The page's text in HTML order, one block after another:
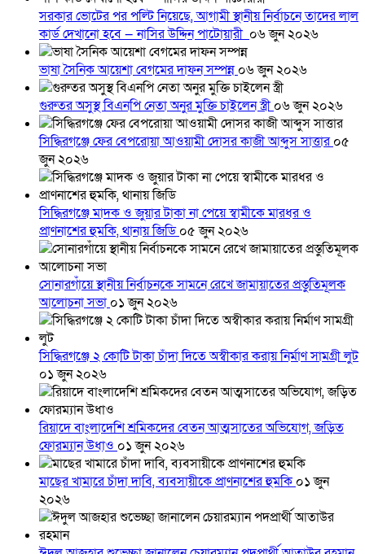
সরকার ভোটের পর পল্টি নিয়েছে, আগামী স্থানীয় নির্বাচনে তাদের লাল
কার্ড দেখানো হবে — নাসির উদ্দিন পাটোয়ারী ০৬ জুন ২০২৬
ভাষা সৈনিক আয়েশা বেগমের দাফন সম্পন্ন ০৬ জুন ২০২৬
গুরুতর অসুস্থ বিএনপি নেতা অনুর মুক্তি চাইলেন স্ত্রী০৬ জুন ২০২৬
সিদ্ধিরগঞ্জে ফের বেপরোয়া আওয়ামী দোসর কাজী আব্দুস সাত্তার০৫
জুন ২০২৬
সিদ্ধিরগঞ্জে মাদক ও জুয়ার টাকা না পেয়ে স্বামীকে মারধর ও
প্রাণনাশের হুমকি, থানায় জিডি০৫ জুন ২০২৬
সোনারগাঁয়ে স্থানীয় নির্বাচনকে সামনে রেখে জামায়াতের প্রস্তুতিমূলক
আলোচনা সভা ০১ জুন ২০২৬
সিদ্ধিরগঞ্জে ২ কোটি টাকা চাঁদা দিতে অস্বীকার করায় নির্মাণ সামগ্রী লুট
০১ জুন ২০২৬
রিয়াদে বাংলাদেশি শ্রমিকদের বেতন আত্মসাতের অভিযোগ, জড়িত
ফোরম্যান উধাও ০১ জুন ২০২৬
মাছের খামারে চাঁদা দাবি, ব্যবসায়ীকে প্রাণনাশের হুমকি ০১ জুন
২০২৬